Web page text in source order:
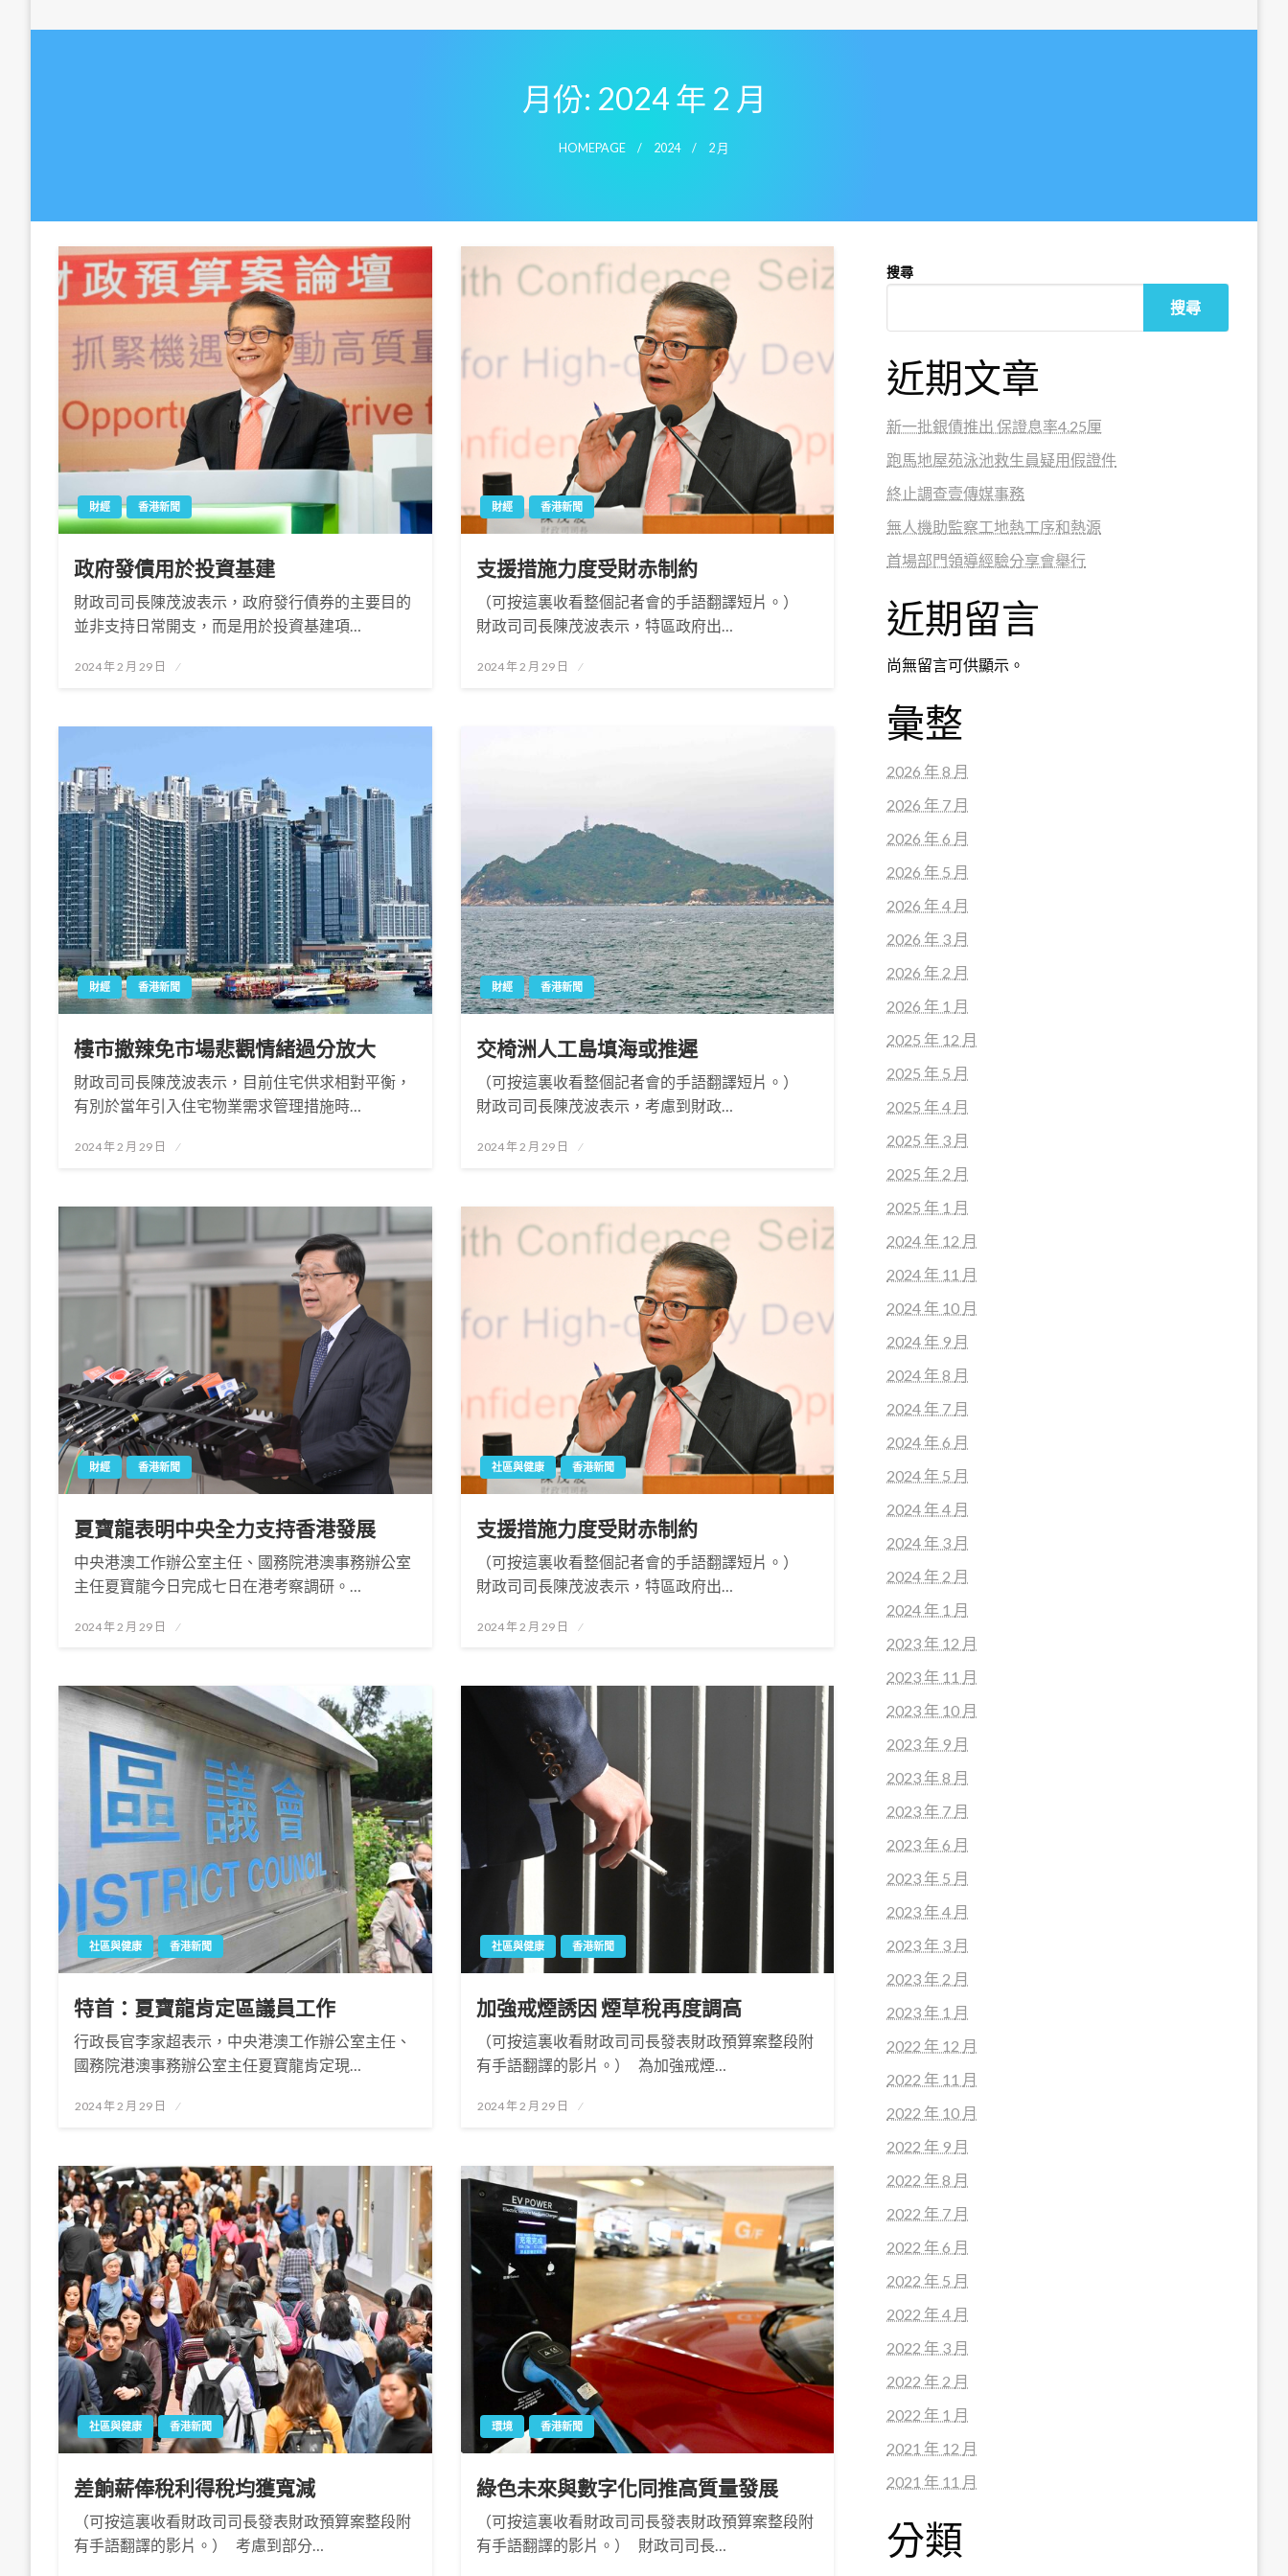
月份: 2024 年 2 月
HOMEPAGE 2024 2 月
財經 香港新聞
政府發債用於投資基建
財政司司長陳茂波表示，政府發行債券的主要目的
並非支持日常開支，而是用於投資基建項…
Posted
2024 年 2 月 29 日
財經 香港新聞
支援措施力度受財赤制約
（可按這裏收看整個記者會的手語翻譯短片。）
財政司司長陳茂波表示，特區政府出…
Posted
2024 年 2 月 29 日
財經 香港新聞
樓市撤辣免市場悲觀情緒過分放大
財政司司長陳茂波表示，目前住宅供求相對平衡，
有別於當年引入住宅物業需求管理措施時…
Posted
2024 年 2 月 29 日
財經 香港新聞
交椅洲人工島填海或推遲
（可按這裏收看整個記者會的手語翻譯短片。）
財政司司長陳茂波表示，考慮到財政…
Posted
2024 年 2 月 29 日
財經 香港新聞
夏寶龍表明中央全力支持香港發展
中央港澳工作辦公室主任、國務院港澳事務辦公室
主任夏寶龍今日完成七日在港考察調研。…
Posted
2024 年 2 月 29 日
社區與健康 香港新聞
支援措施力度受財赤制約
（可按這裏收看整個記者會的手語翻譯短片。）
財政司司長陳茂波表示，特區政府出…
Posted
2024 年 2 月 29 日
社區與健康 香港新聞
特首：夏寶龍肯定區議員工作
行政長官李家超表示，中央港澳工作辦公室主任、
國務院港澳事務辦公室主任夏寶龍肯定現…
Posted
2024 年 2 月 29 日
社區與健康 香港新聞
加強戒煙誘因 煙草稅再度調高
（可按這裏收看財政司司長發表財政預算案整段附
有手語翻譯的影片。） 為加強戒煙…
Posted
2024 年 2 月 29 日
社區與健康 香港新聞
差餉薪俸稅利得稅均獲寬減
（可按這裏收看財政司司長發表財政預算案整段附
有手語翻譯的影片。） 考慮到部分…
環境 香港新聞
綠色未來與數字化同推高質量發展
（可按這裏收看財政司司長發表財政預算案整段附
有手語翻譯的影片。） 財政司司長…
搜尋
搜尋
近期文章
新一批銀債推出 保證息率4.25厘
跑馬地屋苑泳池救生員疑用假證件
終止調查壹傳媒事務
無人機助監察工地熱工序和熱源
首場部門領導經驗分享會舉行
近期留言
尚無留言可供顯示。
彙整
2026 年 8 月
2026 年 7 月
2026 年 6 月
2026 年 5 月
2026 年 4 月
2026 年 3 月
2026 年 2 月
2026 年 1 月
2025 年 12 月
2025 年 5 月
2025 年 4 月
2025 年 3 月
2025 年 2 月
2025 年 1 月
2024 年 12 月
2024 年 11 月
2024 年 10 月
2024 年 9 月
2024 年 8 月
2024 年 7 月
2024 年 6 月
2024 年 5 月
2024 年 4 月
2024 年 3 月
2024 年 2 月
2024 年 1 月
2023 年 12 月
2023 年 11 月
2023 年 10 月
2023 年 9 月
2023 年 8 月
2023 年 7 月
2023 年 6 月
2023 年 5 月
2023 年 4 月
2023 年 3 月
2023 年 2 月
2023 年 1 月
2022 年 12 月
2022 年 11 月
2022 年 10 月
2022 年 9 月
2022 年 8 月
2022 年 7 月
2022 年 6 月
2022 年 5 月
2022 年 4 月
2022 年 3 月
2022 年 2 月
2022 年 1 月
2021 年 12 月
2021 年 11 月
分類